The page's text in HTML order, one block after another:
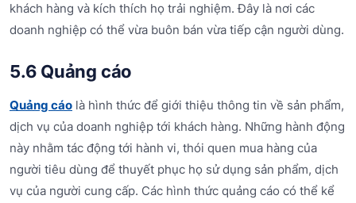
khách hàng và kích thích họ trải nghiệm. Đây là nơi các
doanh nghiệp có thể vừa buôn bán vừa tiếp cận người dùng.
5.6 Quảng cáo
Quảng cáo là hình thức để giới thiệu thông tin về sản phẩm,
dịch vụ của doanh nghiệp tới khách hàng. Những hành động
này nhằm tác động tới hành vi, thói quen mua hàng của
người tiêu dùng để thuyết phục họ sử dụng sản phẩm, dịch
vụ của người cung cấp. Các hình thức quảng cáo có thể kể